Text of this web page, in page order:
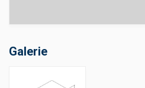
Galerie